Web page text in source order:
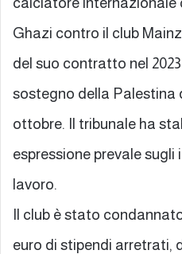
Ghazi contro il club
del suo contratto nel
sostegno della Palestina
ottobre. Il tribunale ha
espressione prevale
lavoro.
Il club è stato
euro di stipendi arretrati,